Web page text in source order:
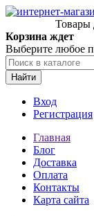
Товары
Корзина ждет
Выберите любое
Найти
Вход
Регистрация
Главная
Блог
Доставка
Оплата
Контакты
Карта сайта